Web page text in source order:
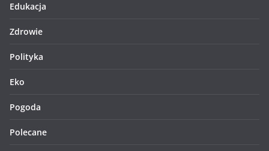
Edukacja
Zdrowie
Polityka
Eko
Pogoda
Polecane